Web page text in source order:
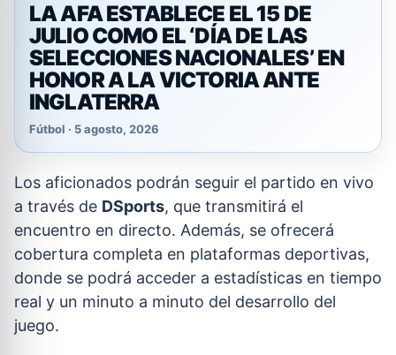
LA AFA ESTABLECE EL 15 DE
JULIO COMO EL ‘DÍA DE LAS
SELECCIONES NACIONALES’ EN
HONOR A LA VICTORIA ANTE
INGLATERRA
Fútbol · 5 agosto, 2026
Los aficionados podrán seguir el partido en vivo
a través de DSports, que transmitirá el
encuentro en directo. Además, se ofrecerá
cobertura completa en plataformas deportivas,
donde se podrá acceder a estadísticas en tiempo
real y un minuto a minuto del desarrollo del
juego.